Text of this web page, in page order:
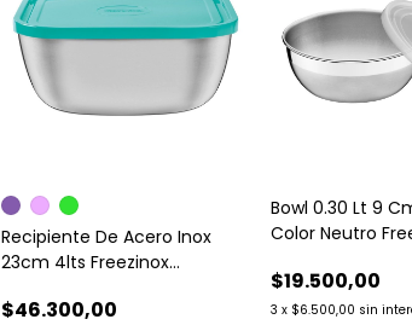
Recipiente De Acero Inox
23cm 4lts Freezinox
$46.300,00
Bowl 0.30 Lt 9
Color Neutro
$19.500,00
3 x $6.500,00 sin